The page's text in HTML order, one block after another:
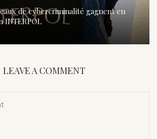
de cybercriminalité gagnent en
INTERPOL
LEAVE A COMMENT